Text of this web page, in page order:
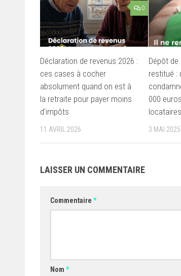
0
Déclaration de revenus 2026 :
ces cases à cocher
absolument quand on est à
la retraite pour payer moins
d’impôts
11 AVRIL 2026
Dépôt
restitué :
000
locataires
3 MAI 2025
LAISSER UN COMMENTAIRE
Commentaire *
Nom *